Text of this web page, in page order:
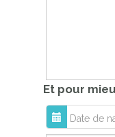
Et pour